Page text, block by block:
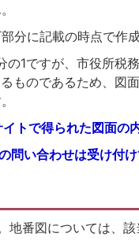
分に記載の時点で作
の1ですが、市役所税
ものであるため、図
トで得られた図面の
問い合わせは受け付け
地番図については、